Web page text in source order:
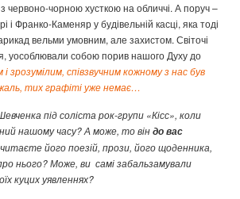
червоно-чорною хусткою на обличчі. А поруч –
і Франко-Каменяр у будівельній касці, яка тоді
вельми умовним, але захистом. Світочі
уособлювали собою порив нашого Духу до
зрозумілим, співзвучним кожному з нас був
тих графіті уже немає…
під соліста рок-групи «Кісс», коли
нашому часу? А може, то віндо вас
його поезій, прози, його щоденника,
нього? Може, ви самі забальзамували
куцих уявленнях?